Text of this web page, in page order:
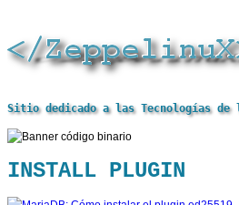
Sitio dedicado a las Tecnologías de
INSTALL PLUGIN